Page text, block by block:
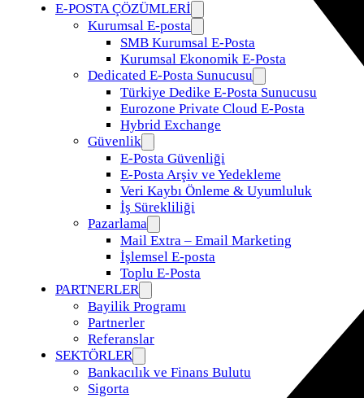
E-POSTA ÇÖZÜMLERİ
Kurumsal E-posta
SMB Kurumsal E-Posta
Kurumsal Ekonomik E-Posta
Dedicated E-Posta Sunucusu
Türkiye Dedike E-Posta Sunucusu
Eurozone Private Cloud E-Posta
Hybrid Exchange
Güvenlik
E-Posta Güvenliği
E-Posta Arşiv ve Yedekleme
Veri Kaybı Önleme & Uyumluluk
İş Sürekliliği
Pazarlama
Mail Extra – Email Marketing
İşlemsel E-posta
Toplu E-Posta
PARTNERLER
Bayilik Programı
Partnerler
Referanslar
SEKTÖRLER
Bankacılık ve Finans Bulutu
Sigorta